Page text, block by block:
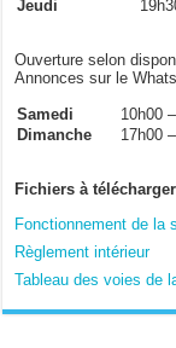
Jeudi
Ouverture selon
Annonces sur le
Samedi
10h00
Dimanche
17h00
Fichiers à
Fonctionnement de la
Règlement intérieur
Tableau des voies de